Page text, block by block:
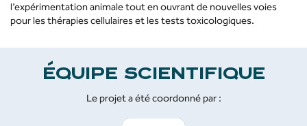
l’expérimentation animale tout en ouvrant de nouvelles voies
pour les thérapies cellulaires et les tests toxicologiques.
ÉQUIPE SCIENTIFIQUE
Le projet a été coordonné par :